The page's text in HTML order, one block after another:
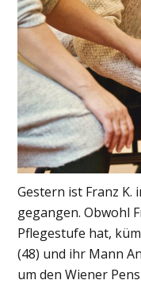
Gestern ist Franz
gegangen. Obwohl
Pflegestufe hat,
(48) und ihr Mann
um den Wiener